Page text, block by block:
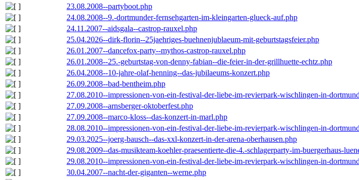
23.08.2008--partyboot.php
24.08.2008--9.-dortmunder-fernsehgarten-im-kleingarten-glueck-auf.php
24.11.2007--aidsgala--castrop-rauxel.php
25.04.2026--dirk-florin--25jaehriges-buehnenjublaeum-mit-geburtstagsfeier.php
26.01.2007--dancefox-party--mythos-castrop-rauxel.php
26.01.2008--25.-geburtstag-von-denny-fabian--die-feier-in-der-grillhuette-echtz.php
26.04.2008--10-jahre-olaf-henning--das-jubilaeums-konzert.php
26.09.2008--bad-bentheim.php
27.08.2010--impressionen-von-ein-festival-der-liebe-im-revierpark-wischlingen-in-
27.09.2008--arnsberger-oktoberfest.php
27.09.2008--marco-kloss--das-konzert-in-marl.php
28.08.2010--impressionen-von-ein-festival-der-liebe-im-revierpark-wischlingen-in-
29.03.2025--joerg-bausch--das-xxl-konzert-in-der-arena-oberhausen.php
29.08.2009--das-musikteam-koehler-praesentierte-die-4.-schlagerparty-im-buergerhaus-
29.08.2010--impressionen-von-ein-festival-der-liebe-im-revierpark-wischlingen-in-
30.04.2007--nacht-der-giganten--werne.php